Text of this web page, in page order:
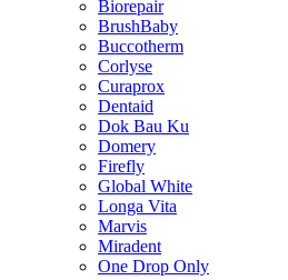
Biorepair
BrushBaby
Buccotherm
Corlyse
Curaprox
Dentaid
Dok Bau Ku
Domery
Firefly
Global White
Longa Vita
Marvis
Miradent
One Drop Only